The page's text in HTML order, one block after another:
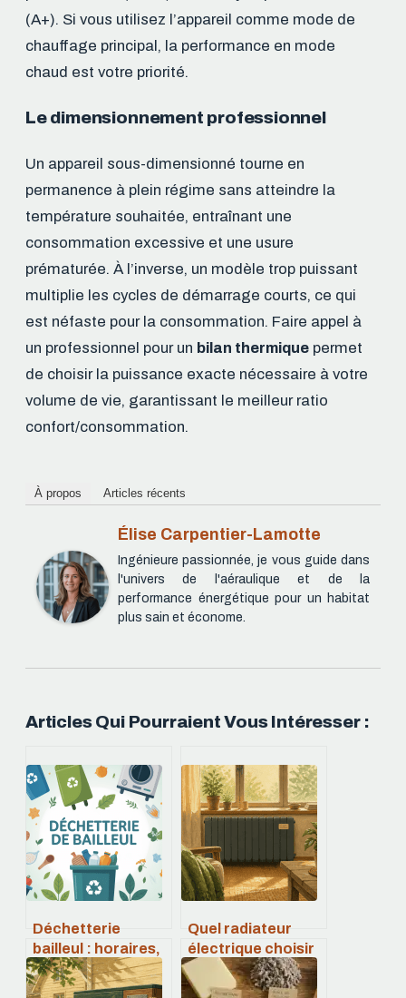
(A+). Si vous utilisez l’appareil comme mode de
chauffage principal, la performance en mode
chaud est votre priorité.
Le dimensionnement professionnel
Un appareil sous-dimensionné tourne en
permanence à plein régime sans atteindre la
température souhaitée, entraînant une
consommation excessive et une usure
prématurée. À l’inverse, un modèle trop puissant
multiplie les cycles de démarrage courts, ce qui
est néfaste pour la consommation. Faire appel à
un professionnel pour un bilan thermique permet
de choisir la puissance exacte nécessaire à votre
volume de vie, garantissant le meilleur ratio
confort/consommation.
À propos Articles récents
Élise Carpentier-Lamotte
Ingénieure passionnée, je vous guide dans
l'univers de l'aéraulique et de la
performance énergétique pour un habitat
plus sain et économe.
Articles Qui Pourraient Vous Intéresser :
Déchetterie
bailleul : horaires,
accès, tarifs et
conseils pratiques
Quel radiateur
électrique choisir
en 2026 : confort
thermique,